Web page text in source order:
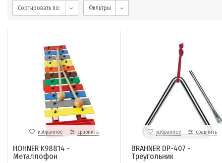
Сортировать по: Фильтры
избранное сравнить
HOHNER K98814 -
Металлофон
избранное сравнить
BRAHNER DP-407 -
Треугольник